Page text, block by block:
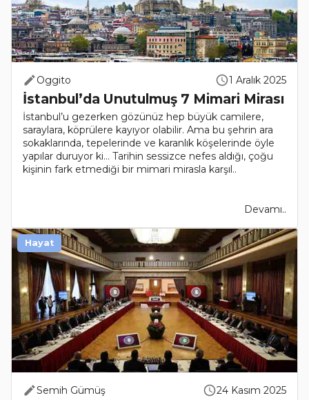
Oggito 1 Aralık 2025
İstanbul’da Unutulmuş 7 Mimari Mirası
İstanbul’u gezerken gözünüz hep büyük camilere,
saraylara, köprülere kayıyor olabilir. Ama bu şehrin ara
sokaklarında, tepelerinde ve karanlık köşelerinde öyle
yapılar duruyor ki… Tarihin sessizce nefes aldığı, çoğu
kişinin fark etmediği bir mimari mirasla karşıl..
Devamı..
Semih Gümüş 24 Kasım 2025
Hayat